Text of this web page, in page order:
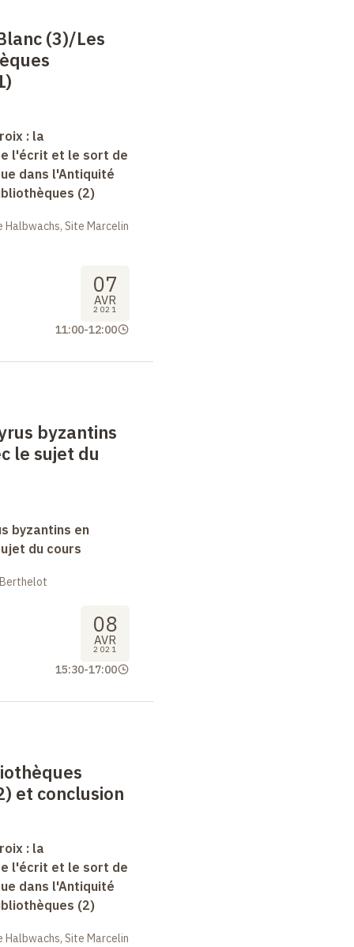
(3)/Les
: la
l'écrit et le sort de
dans l'Antiquité
(2)
Site Marcelin
07
AVR
2021
11:00-12:00
byzantins
le sujet du
byzantins en
du cours
08
AVR
2021
15:30-17:00
et conclusion
: la
l'écrit et le sort de
dans l'Antiquité
(2)
Site Marcelin